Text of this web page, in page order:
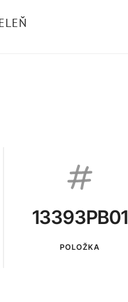
13393PB01
POLOŽKA